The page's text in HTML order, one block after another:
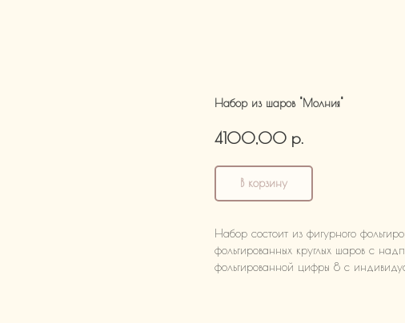
Набор из шаров "Молния"
4100,00 р.
В корзину
Набор состоит из фигурного
фольгированных круглых шаров с
фольгированной цифры 8 с